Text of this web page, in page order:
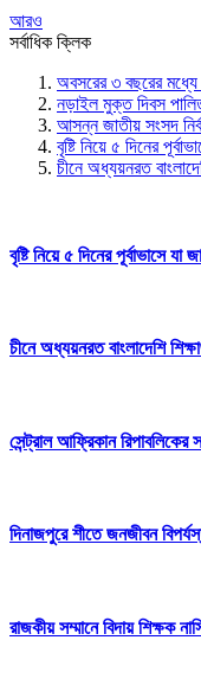
আরও
সর্বাধিক ক্লিক
অবসরের ৩ বছরের মধ্যে
নড়াইল মুক্ত দিবস
আসন্ন জাতীয় সংসদ
বৃষ্টি নিয়ে ৫ দিনের
চীনে অধ্যয়নরত
বৃষ্টি নিয়ে ৫ দিনের পূর্বাভাসে
চীনে অধ্যয়নরত বাংলাদেশি
সেন্ট্রাল আফ্রিকান
দিনাজপুরে শীতে জনজীবন
রাজকীয় সম্মানে বিদায় শিক্ষক